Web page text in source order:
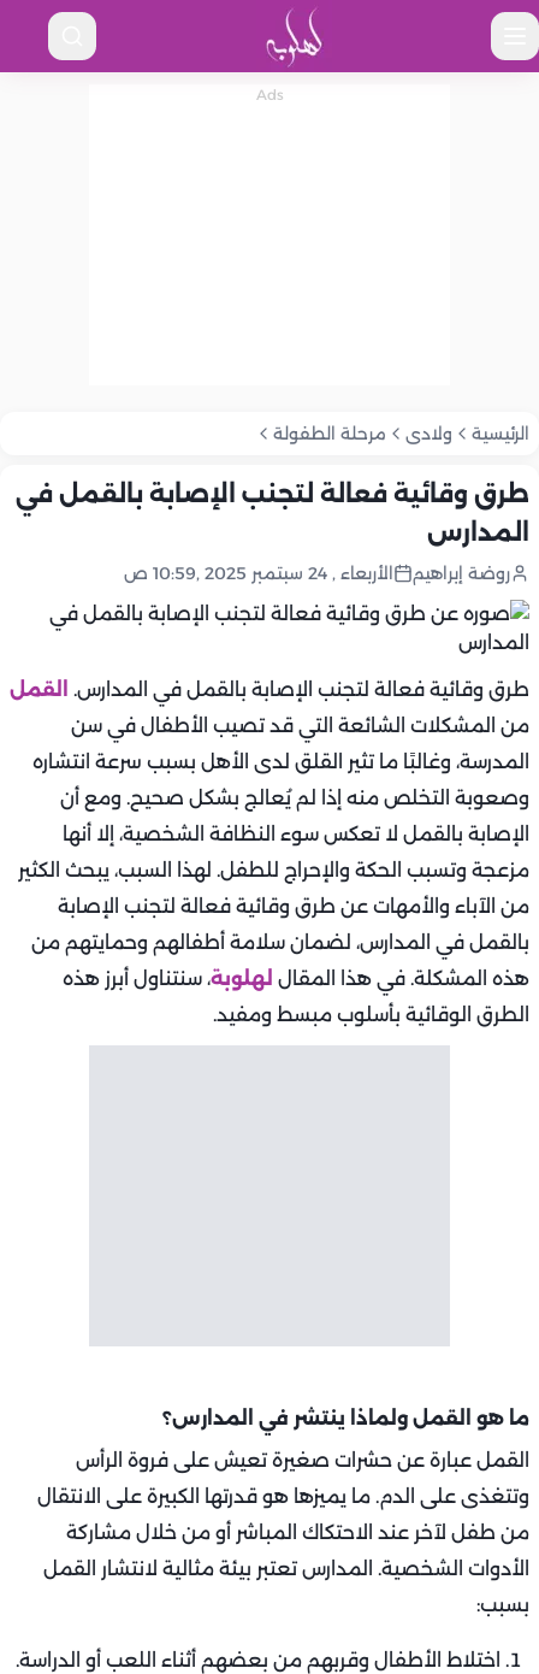
الرئيسية ولادى مرحلة الطفولة
طرق وقائية فعالة لتجنب الإصابة بالقمل في
المدارس
روضة إبراهيم الأربعاء , 24 سبتمبر 2025 ,10:59 ص
طرق وقائية فعالة لتجنب الإصابة بالقمل في المدارس.
القمل
من المشكلات الشائعة التي قد تصيب الأطفال في سن
المدرسة، وغالبًا ما تثير القلق لدى الأهل بسبب سرعة انتشاره
وصعوبة التخلص منه إذا لم يُعالج بشكل صحيح. ومع أن
الإصابة بالقمل لا تعكس سوء النظافة الشخصية، إلا أنها
مزعجة وتسبب الحكة والإحراج للطفل. لهذا السبب، يبحث الكثير
من الآباء والأمهات عن طرق وقائية فعالة لتجنب الإصابة
بالقمل في المدارس، لضمان سلامة أطفالهم وحمايتهم من
هذه المشكلة. في هذا المقال لهلوبة، سنتناول أبرز هذه
الطرق الوقائية بأسلوب مبسط ومفيد.
ما هو القمل ولماذا ينتشر في المدارس؟
القمل عبارة عن حشرات صغيرة تعيش على فروة الرأس
وتتغذى على الدم. ما يميزها هو قدرتها الكبيرة على الانتقال
من طفل لآخر عند الاحتكاك المباشر أو من خلال مشاركة
الأدوات الشخصية. المدارس تعتبر بيئة مثالية لانتشار القمل
بسبب:
اختلاط الأطفال وقربهم من بعضهم أثناء اللعب أو الدراسة.